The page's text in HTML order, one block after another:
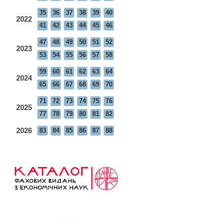
2022
35 36 37 38 39
40
41
42 43 44 45 46
2023
47 48 49 50 51
52
53
54 55 56 57 58
2024
59 60 61 62 63
64
65
66 67 68 69 70
2025
71 72 73 74 75
76
77
78 79 80 81 82
2026 83 84 85 86 87 88